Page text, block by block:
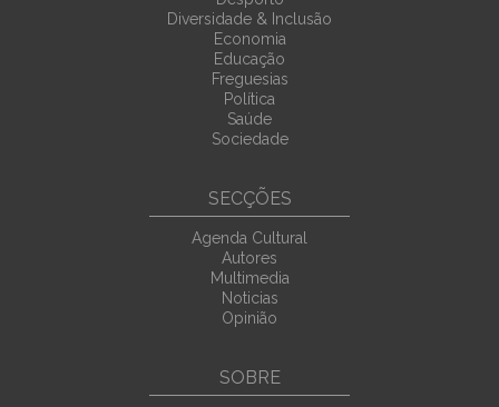
Diversidade & Inclusão
Economia
Educação
Freguesias
Política
Saúde
Sociedade
SECÇÕES
Agenda Cultural
Autores
Multimedia
Noticias
Opinião
SOBRE